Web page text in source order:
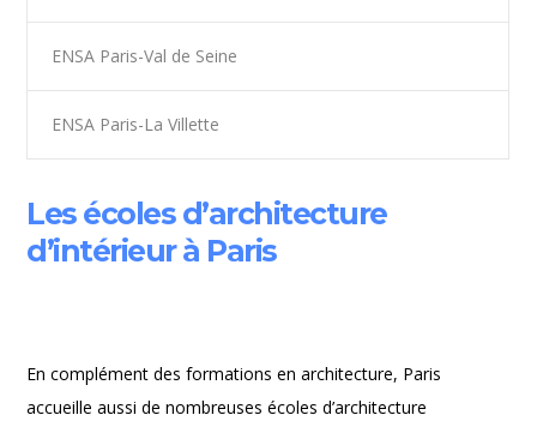
ENSA Paris-Val de Seine
ENSA Paris-La Villette
Les écoles d’architecture
d’intérieur à Paris
En complément des formations en architecture, Paris
accueille aussi de nombreuses écoles d’architecture